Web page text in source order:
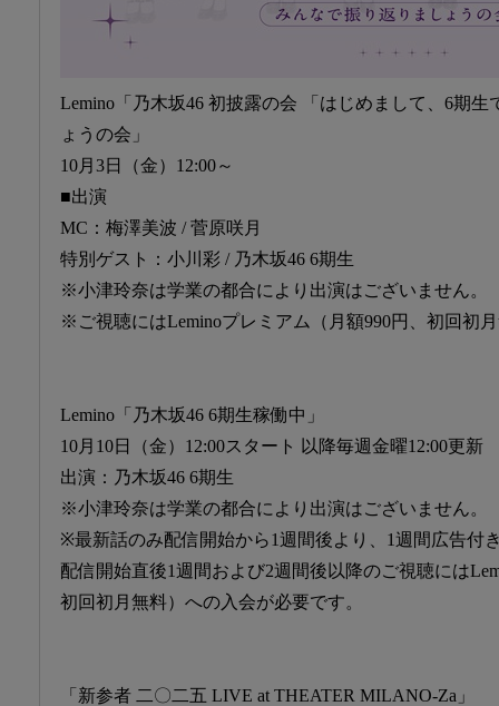
Lemino「乃木坂46 初披露の会 「はじめまして、6期
ょうの会」
10月3日（金）12:00～
■出演
MC：梅澤美波 / 菅原咲月
特別ゲスト：小川彩 / 乃木坂46 6期生
※小津玲奈は学業の都合により出演はございません。
※ご視聴にはLeminoプレミアム（月額990円、初回初
Lemino「乃木坂46 6期生稼働中」
10月10日（金）12:00スタート 以降毎週金曜12:00更新
出演：乃木坂46 6期生
※小津玲奈は学業の都合により出演はございません。
※最新話のみ配信開始から1週間後より、1週間広告付
配信開始直後1週間および2週間後以降のご視聴には
初回初月無料）への入会が必要です。
「新参者 二〇二五 LIVE at THEATER MILANO-Za」